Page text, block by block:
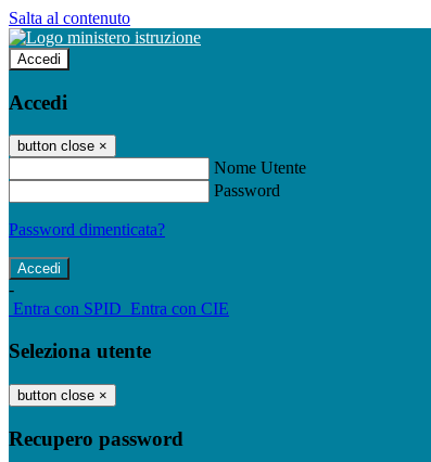
Salta al contenuto
Accedi
Accedi
button close ×
Nome Utente
Password
Password dimenticata?
-
Entra con SPID Entra con CIE
Seleziona utente
button close ×
Recupero password